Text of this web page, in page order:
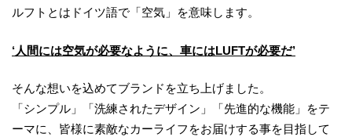
ルフトとはドイツ語で「空気」を意味します。
‘人間には空気が必要なように、車にはLUFTが必要だ’
そんな想いを込めてブランドを立ち上げました。
「シンプル」「洗練されたデザイン」「先進的な機能」をテ
ーマに、皆様に素敵なカーライフをお届けする事を目指して